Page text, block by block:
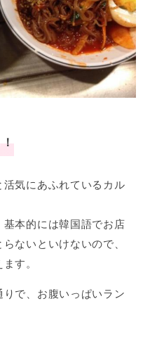
！
気にあふれているカル
本的には韓国語でお店
ないといけないので、
す。
で、お腹いっぱいラン